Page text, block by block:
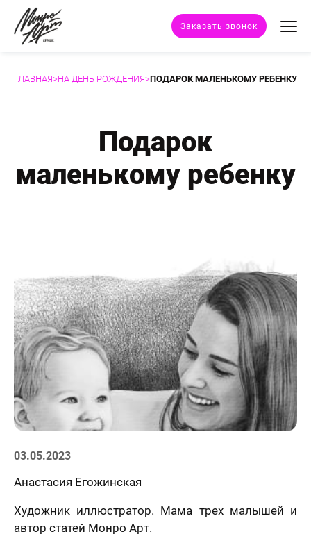
Заказать звонок
Техники портрета
Дополнительные услуги
Сертификат
Статьи
ГЛАВНАЯ>НА ДЕНЬ РОЖДЕНИЯ>ПОДАРОК МАЛЕНЬКОМУ РЕБЕНКУ
Подарок
маленькому ребенку
03.05.2023
Анастасия Егожинская
Художник иллюстратор. Мама трех малышей и
автор статей Монро Арт.